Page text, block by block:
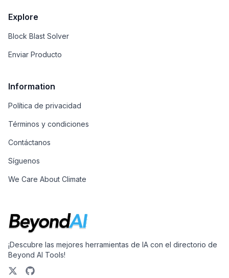
crear sus propios ritmos personalizados.
Explore
Block Blast Solver
Enviar Producto
Information
Política de privacidad
Términos y condiciones
Contáctanos
Síguenos
We Care About Climate
¡Descubre las mejores herramientas de IA con el directorio de
Beyond AI Tools!